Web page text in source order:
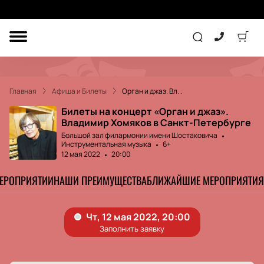
ДРУГОЕ
ПОДАРОЧНЫЕ
СЕРТИФИКАТЫ
Другое
Детский спектакль
Главная Афиша и Билеты Орган и джаз. Вл...
Билеты на концерт «Орган и джаз».
Владимир Хомяков в Санкт-Петербурге
Большой зал филармонии имени Шостаковича
Инструментальная музыка
6+
12 мая 2022
20:00
НАШИ ПРЕИМУЩЕСТВАБЛИЖАЙШИЕ МЕРОПРИЯТИЯ